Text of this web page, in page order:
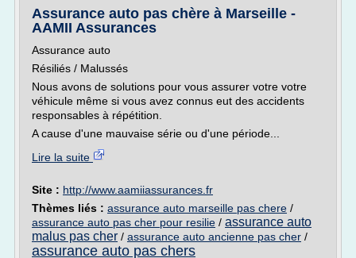
Assurance auto pas chère à Marseille -
AAMII Assurances
Assurance auto
Résiliés / Malussés
Nous avons de solutions pour vous assurer votre votre
véhicule même si vous avez connus eut des accidents
responsables à répétition.
A cause d'une mauvaise série ou d'une période...
Lire la suite
Site : http://www.aamiiassurances.fr
Thèmes liés : assurance auto marseille pas chere /
assurance auto pas cher pour resilie / assurance auto
malus pas cher / assurance auto ancienne pas cher /
assurance auto pas chers